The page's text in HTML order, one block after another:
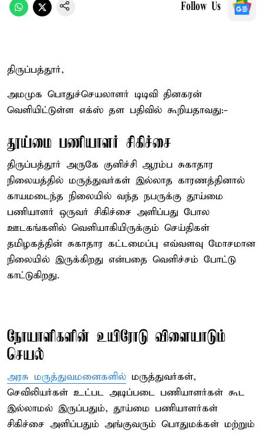
Follow Us
திருப்பத்தூர்,
அமமுக பொதுச்செயலாளர் டிடிவி தினகரன்
வெளியிட்டுள்ள எக்ஸ் தள பதிவில் கூறியதாவது:-
தூய்மை பணியாளர் சிகிச்சை
திருப்பத்தூர் அருகே குனிச்சி ஆரம்ப சுகாதார
நிலையத்தில் மருத்துவர்கள் இல்லாத காரணத்தினால்
காயமடைந்த நிலையில் வந்த நபருக்கு தூய்மை
பணியாளர் ஒருவர் சிகிச்சை அளிப்பது போல
ஊடகங்களில் வெளியாகியிருக்கும் செய்திகள்
தமிழகத்தின் சுகாதார கட்டமைப்பு எவ்வளவு மோசமான
நிலையில் இருக்கிறது என்பதை வெளிச்சம் போட்டு
காட்டுகிறது.
நோயாளிகளின் உயிரோடு விளையாடும்
செயல்
அரசு மருத்துவமனைகளில் மருத்துவர்கள்,
செவிலியர்கள் உட்பட அடிப்படை பணியாளர்கள் கூட
இல்லாமல் இருப்பதும், தூய்மை பணியாளர்கள்
சிகிச்சை அளிப்பதும் அங்குவரும் பொதுமக்கள் மற்றும்